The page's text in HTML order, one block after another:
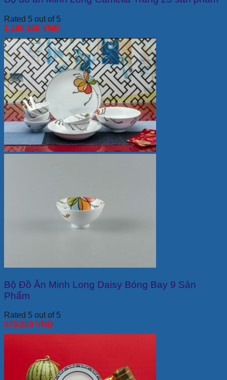
Rated 5 out of 5
1,190,160 VNĐ
Bộ Đồ Ăn Minh Long Daisy Bóng Bay 9 Sản
Phẩm
Rated 5 out of 5
875,880 VNĐ